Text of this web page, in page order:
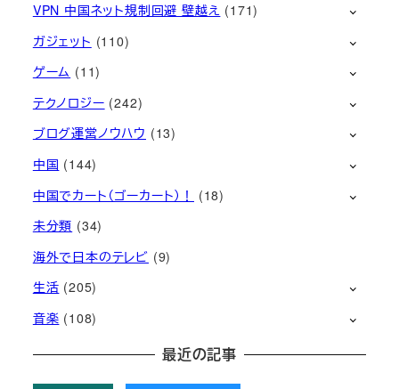
VPN 中国ネット規制回避 壁越え (171)
ガジェット (110)
ゲーム (11)
テクノロジー (242)
ブログ運営ノウハウ (13)
中国 (144)
中国でカート（ゴーカート）！
(18)
未分類 (34)
海外で日本のテレビ (9)
生活 (205)
音楽 (108)
最近の記事